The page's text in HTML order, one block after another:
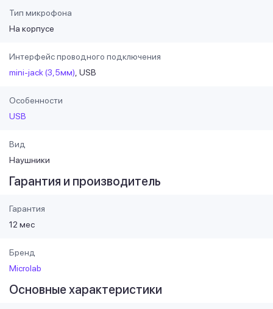
Тип микрофона
На корпусе
Интерфейс проводного подключения
mini-jack (3,5мм) USB
Особенности
USB
Вид
Наушники
Гарантия и производитель
Гарантия
12 мес
Бренд
Microlab
Основные характеристики